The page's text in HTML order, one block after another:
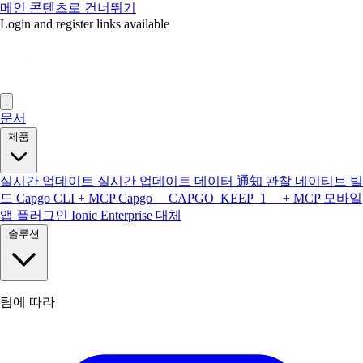
메인 콘텐츠로 건너뛰기
Login and register links available
문서
제품
실시간 업데이트 실시간 업데이트 데이터 通知 관찰 네이티브 빌
드 Capgo CLI + MCPCapgo __CAPGO_KEEP_1__ + MCP 모바일
앱 플러그인 Ionic Enterprise 대체
솔루션
팀에 따라